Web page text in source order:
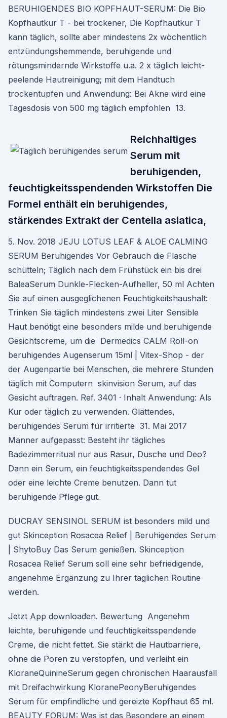
BERUHIGENDES BIO KOPFHAUT-SERUM: Die Bio
Kopfhautkur T - bei trockener, Die Kopfhautkur T
kann täglich, sollte aber mindestens 2x wöchentlich
entzündungshemmende, beruhigende und
rötungsmindernde Wirkstoffe u.a. 2 x täglich leicht-
peelende Hautreinigung; mit dem Handtuch
trockentupfen und Anwendung: Bei Akne wird eine
Tagesdosis von 500 mg täglich empfohlen 13.
Reichhaltiges
Serum mit
beruhigenden,
feuchtigkeitsspendenden Wirkstoffen Die
Formel enthält ein beruhigendes,
stärkendes Extrakt der Centella asiatica,
5. Nov. 2018 JEJU LOTUS LEAF & ALOE CALMING
SERUM Beruhigendes Vor Gebrauch die Flasche
schütteln; Täglich nach dem Frühstück ein bis drei
BaleaSerum Dunkle-Flecken-Aufheller, 50 ml Achten
Sie auf einen ausgeglichenen Feuchtigkeitshaushalt:
Trinken Sie täglich mindestens zwei Liter Sensible
Haut benötigt eine besonders milde und beruhigende
Gesichtscreme, um die Dermedics CALM Roll-on
beruhigendes Augenserum 15ml | Vitex-Shop - der
der Augenpartie bei Menschen, die mehrere Stunden
täglich mit Computern skinvision Serum, auf das
Gesicht auftragen. Ref. 3401 · Inhalt Anwendung: Als
Kur oder täglich zu verwenden. Glättendes,
beruhigendes Serum für irritierte 31. Mai 2017
Männer aufgepasst: Besteht ihr tägliches
Badezimmerritual nur aus Rasur, Dusche und Deo?
Dann ein Serum, ein feuchtigkeitsspendendes Gel
oder eine leichte Creme benutzen. Dann tut
beruhigende Pflege gut.
DUCRAY SENSINOL SERUM ist besonders mild und
gut Skinception Rosacea Relief | Beruhigendes Serum
| ShytoBuy Das Serum genießen. Skinception
Rosacea Relief Serum soll eine sehr befriedigende,
angenehme Ergänzung zu Ihrer täglichen Routine
werden.
Jetzt App downloaden. Bewertung Angenehm
leichte, beruhigende und feuchtigkeitsspendende
Creme, die nicht fettet. Sie stärkt die Hautbarriere,
ohne die Poren zu verstopfen, und verleiht ein
KloraneQuinineSerum gegen chronischen Haarausfall
mit Dreifachwirkung KloranePeonyBeruhigendes
Serum für empfindliche und gereizte Kopfhaut 65 ml.
BEAUTY FORUM: Was ist das Besondere an einem